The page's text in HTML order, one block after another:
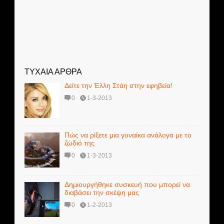
ΤΥΧΑΙΑ ΑΡΘΡΑ
Δείτε την Έλλη Στάη στην εφηβεία!
0 1-3-2013
Πώς να ρίξετε μια γυναίκα ανάλογα με το
ζώδιό της
0 1-3-2013
Δημιουργήθηκε συσκευή που μπορεί να
διαβάσει την σκέψη μας
0 1-2-2013